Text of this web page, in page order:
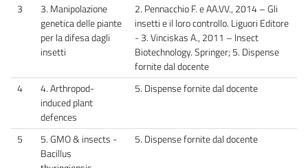
3
3. Manipolazione
genetica delle piante
per la difesa dagli
insetti
2. Pennacchio F. e AA.VV., 2014 – Gli
insetti e il loro controllo. Liguori Editore
- 3. Vinciskas A., 2011 – Insect
Biotechnology. Springer; 5. Dispense
fornite dal docente
4
4. Arthropod-
induced plant
defences
5. Dispense fornite dal docente
5
5. GMO & insects -
Bacillus
5. Dispense fornite dal docente